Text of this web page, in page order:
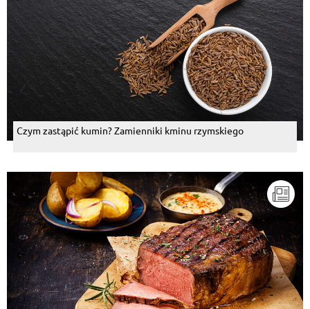
Czym zastąpić kumin? Zamienniki kminu rzymskiego